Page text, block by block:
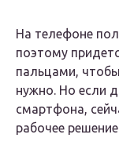
На телефоне
поэтому
пальцами,
нужно. Но если
смартфона,
рабочее